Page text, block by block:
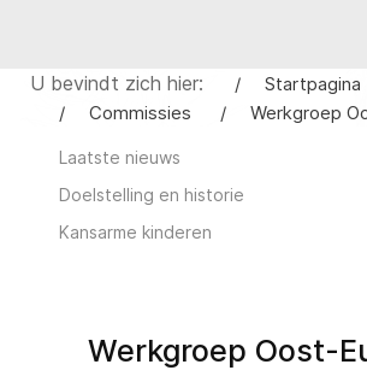
U bevindt zich hier:
Startpagina
Commissies
Werkgroep
Laatste nieuws
Doelstelling en historie
Kansarme kinderen
Werkgroep Oost-